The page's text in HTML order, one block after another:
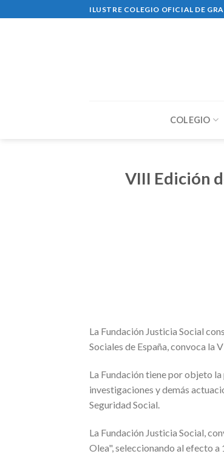
to
ILUSTRE COLEGIO OFICIAL DE
COLEGIO
VIII Edición
La Fundación Justicia Social
Sociales de España, convoca la
La Fundación tiene por objeto
investigaciones y demás
Seguridad Social.
La Fundación Justicia Social,
Olea", seleccionando al efecto a